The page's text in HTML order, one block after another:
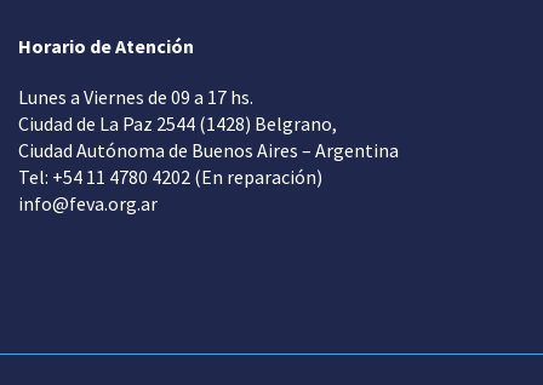
Horario de Atención
Lunes a Viernes de 09 a 17 hs.
Ciudad de La Paz 2544 (1428) Belgrano,
Ciudad Autónoma de Buenos Aires – Argentina
Tel: +54 11 4780 4202 (En reparación)
info@feva.org.ar